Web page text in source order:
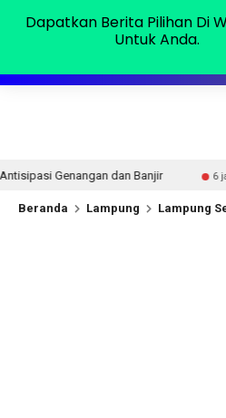
6 jam lalu Harapkan
Beranda Lampung Lampung
Dapatkan Berita Pilihan Di
Untuk Anda.